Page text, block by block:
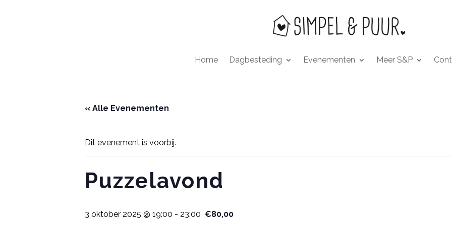
Home Dagbesteding Evenementen Meer S&P
« Alle Evenementen
Dit evenement is voorbij.
Puzzelavond
3 oktober 2025 @ 19:00 - 23:00 €80,00